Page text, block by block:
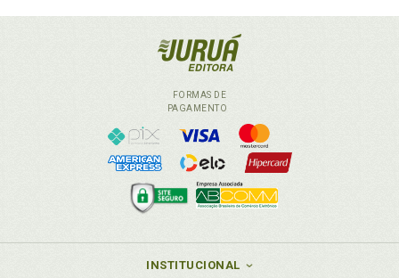
FORMAS DE
PAGAMENTO
INSTITUCIONAL